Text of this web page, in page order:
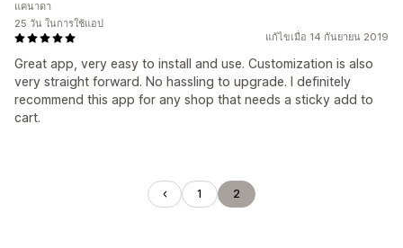
แก้ไขเมื่อ 14 กันยายน 2019
Great app, very easy to install and use. Customization is also
very straight forward. No hassling to upgrade. I definitely
recommend this app for any shop that needs a sticky add to
cart.
แคนาดา
25 วัน ในการใช้แอป
1 2